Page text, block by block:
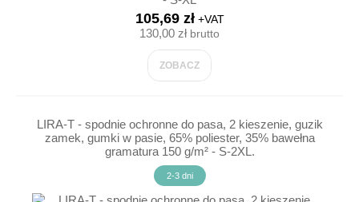
105,69 zł+VAT
130,00 złbrutto
ZOBACZ
LIRA-T - spodnie ochronne do pasa, 2 kieszenie, guzik
zamek, gumki w pasie, 65% poliester, 35% bawełna
gramatura 150 g/m² - S-2XL.
2-3 dni